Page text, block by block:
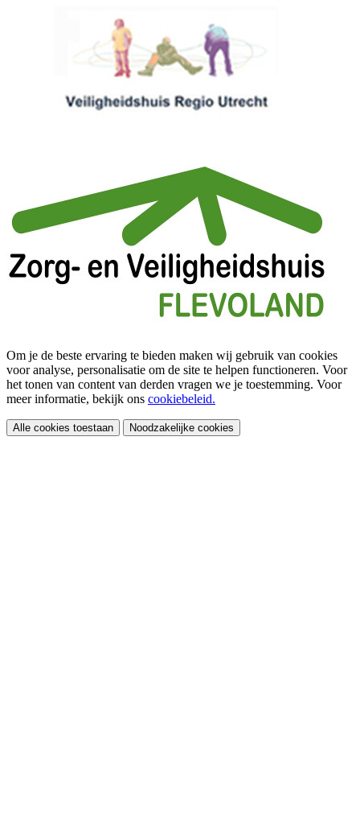
Om je de beste ervaring te bieden maken wij gebruik van cookies
voor analyse, personalisatie om de site te helpen functioneren. Voor
het tonen van content van derden vragen we je toestemming. Voor
meer informatie, bekijk ons cookiebeleid.
Alle cookies toestaan Noodzakelijke cookies